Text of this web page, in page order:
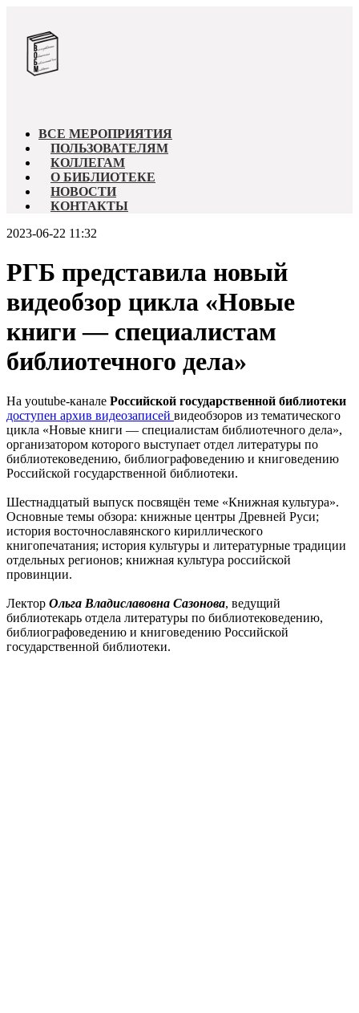
ВСЕ МЕРОПРИЯТИЯ
ПОЛЬЗОВАТЕЛЯМ
КОЛЛЕГАМ
О БИБЛИОТЕКЕ
НОВОСТИ
КОНТАКТЫ
2023-06-22 11:32
РГБ представила новый
видеобзор цикла «Новые
книги — специалистам
библиотечного дела»
На youtube-канале Российской государственной библиотеки
доступен архив видеозаписей видеобзоров из тематического
цикла «Новые книги — специалистам библиотечного дела»,
организатором которого выступает отдел литературы по
библиотековедению, библиографоведению и книговедению
Российской государственной библиотеки.
Шестнадцатый выпуск посвящён теме «Книжная культура».
Основные темы обзора: книжные центры Древней Руси;
история восточнославянского кириллического
книгопечатания; история культуры и литературные традиции
отдельных регионов; книжная культура российской
провинции.
Лектор Ольга Владиславовна Сазонова, ведущий
библиотекарь отдела литературы по библиотековедению,
библиографоведению и книговедению Российской
государственной библиотеки.